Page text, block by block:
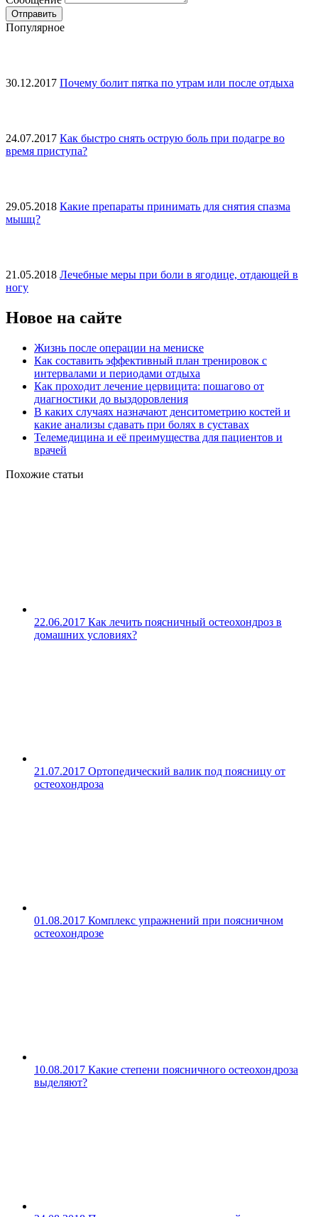
Популярное
30.12.2017 Почему болит пятка по утрам или после отдыха
24.07.2017 Как быстро снять острую боль при подагре во
время приступа?
29.05.2018 Какие препараты принимать для снятия спазма
мышц?
21.05.2018 Лечебные меры при боли в ягодице, отдающей в
ногу
Новое на сайте
Жизнь после операции на мениске
Как составить эффективный план тренировок с
интервалами и периодами отдыха
Как проходит лечение цервицита: пошагово от
диагностики до выздоровления
В каких случаях назначают денситометрию костей и
какие анализы сдавать при болях в суставах
Телемедицина и её преимущества для пациентов и
врачей
Похожие статьи
22.06.2017 Как лечить поясничный остеохондроз в
домашних условиях?
21.07.2017 Ортопедический валик под поясницу от
остеохондроза
01.08.2017 Комплекс упражнений при поясничном
остеохондрозе
10.08.2017 Какие степени поясничного остеохондроза
выделяют?